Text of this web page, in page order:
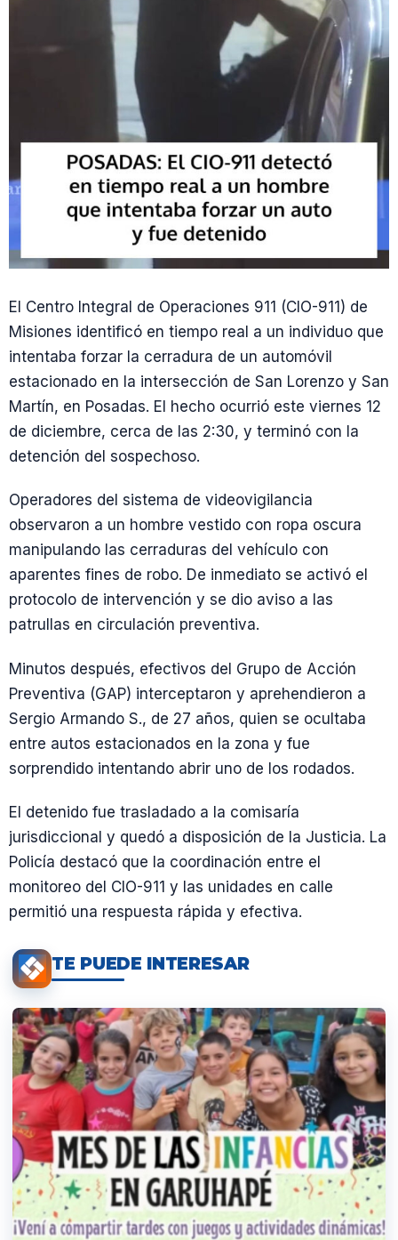
El Centro Integral de Operaciones 911 (CIO-911) de
Misiones identificó en tiempo real a un individuo que
intentaba forzar la cerradura de un automóvil
estacionado en la intersección de San Lorenzo y San
Martín, en Posadas. El hecho ocurrió este viernes 12
de diciembre, cerca de las 2:30, y terminó con la
detención del sospechoso.
Operadores del sistema de videovigilancia
observaron a un hombre vestido con ropa oscura
manipulando las cerraduras del vehículo con
aparentes fines de robo. De inmediato se activó el
protocolo de intervención y se dio aviso a las
patrullas en circulación preventiva.
Minutos después, efectivos del Grupo de Acción
Preventiva (GAP) interceptaron y aprehendieron a
Sergio Armando S., de 27 años, quien se ocultaba
entre autos estacionados en la zona y fue
sorprendido intentando abrir uno de los rodados.
El detenido fue trasladado a la comisaría
jurisdiccional y quedó a disposición de la Justicia. La
Policía destacó que la coordinación entre el
monitoreo del CIO-911 y las unidades en calle
permitió una respuesta rápida y efectiva.
TE PUEDE INTERESAR